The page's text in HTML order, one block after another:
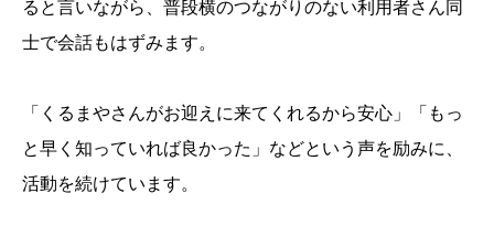
ると言いながら、普段横のつながりのない利用者さん同
士で会話もはずみます。
「くるまやさんがお迎えに来てくれるから安心」「もっ
と早く知っていれば良かった」などという声を励みに、
活動を続けています。